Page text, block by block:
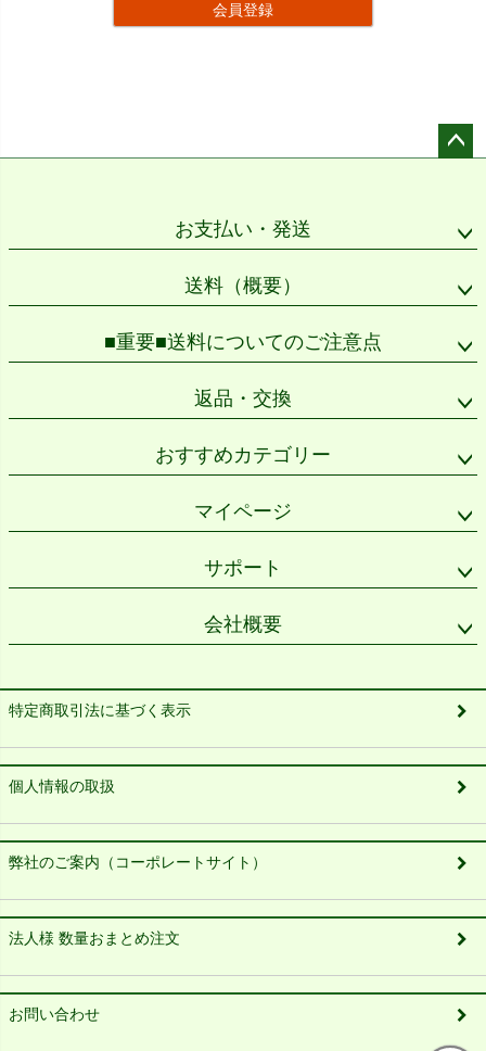
会員登録
お支払い・発送
送料（概要）
■重要■送料についてのご注意点
返品・交換
おすすめカテゴリー
マイページ
サポート
会社概要
特定商取引法に基づく表示
個人情報の取扱
弊社のご案内（コーポレートサイト）
法人様 数量おまとめ注文
お問い合わせ